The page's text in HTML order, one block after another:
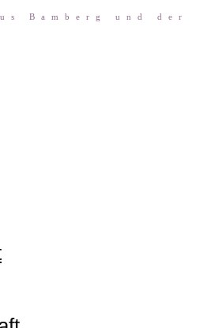
Bam­berg und der